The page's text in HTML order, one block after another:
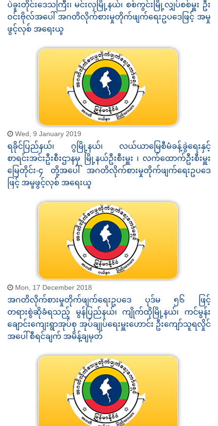
ပဲခူးတိုင်းဒေသကြီး၊ မင်းလှမြို့နယ်၊ စစ်ကွင်းမြို့လျှပ်စစ်မှူး ဦး
ဝင်းဗိုလ်အပေါ် အဂတိလိုက်စားမှုတိုက်ဖျက်ရေးဥပဒေဖြင့် အမှု
ဖွင့်လှစ် အရေးယူ
Wed, 9 January 2019
ရခိုင်ပြည်နယ်၊ ဂွမြို့နယ်၊ လယ်ယာမြေစီမံခန့်ခွဲရေးနှင့်
စာရင်းအင်းဦးစီးဌာနမှ မြို့နယ်ဦးစီးမှူး ၊ လက်ထောက်ဦးစီးမှူး
မြေတိုင်း-၄ တို့အပေါ် အဂတိလိုက်စားမှုတိုက်ဖျက်ရေးဥပဒေ
ဖြင့် အမှုဖွင့်လှစ် အရေးယူ
Mon, 17 December 2018
အဂတိလိုက်စားမှုတိုက်ဖျက်ရေးဥပဒေ ပုဒ်မ ၅၆ ဖြင့်
တရားစွဲဆိုခံရသည့် မွန်ပြည်နယ်၊ ကျိုက်ထိုမြို့နယ်၊ ကင်မွန်း
ချောင်းကျေးရွာအုပ်စု အုပ်ချုပ်ရေးမှူးဟောင်း ဦးကျော်သူရလှိုင်
အပေါ် စီရင်ချက် အမိန့်ချမှတ်